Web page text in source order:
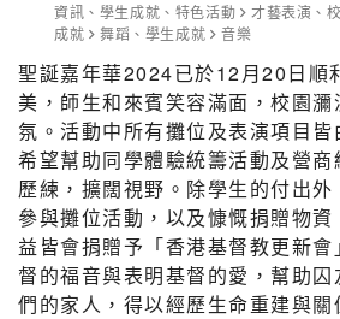
資訊 、 學生成就 、 特色活動 才藝表演 、
成就
舞蹈 、 學生成就 音樂
聖誕嘉年華2024已於12月20日順
美，師生和來賓笑容滿面，校園
氛。活動中所有攤位及表演項目
希望幫助同學體驗統籌活動及營商
歷練，擴闊視野。除學生的付出
參與攤位活動，以及慷慨捐贈物
益皆會捐贈予「香港基督教更新
督的福音與表明基督的愛，幫助
們的家人，得以經歷生命重建與關